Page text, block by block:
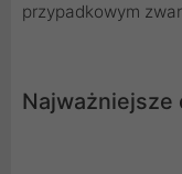
przypadkowym
Najważniejsze